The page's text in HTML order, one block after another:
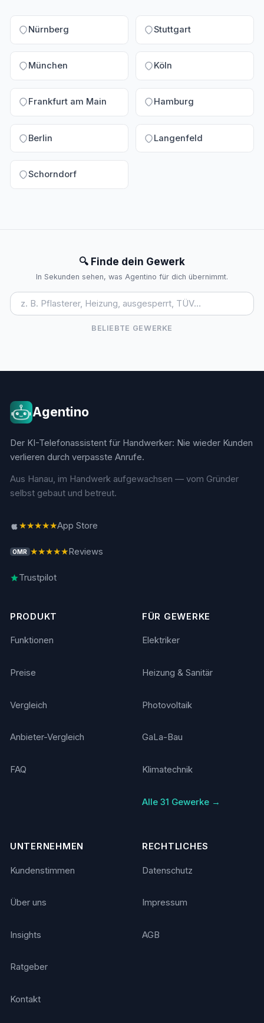
Nürnberg Stuttgart
München Köln
Frankfurt am Main Hamburg
Berlin Langenfeld
Schorndorf
🔍 Finde dein Gewerk
In Sekunden sehen, was Agentino für dich übernimmt.
BELIEBTE GEWERKE
Agentino
Der KI-Telefonassistent für Handwerker: Nie wieder Kunden
verlieren durch verpasste Anrufe.
Aus Hanau, im Handwerk aufgewachsen — vom Gründer
selbst gebaut und betreut.
★★★★★App Store
OMR ★★★★★Reviews
Trustpilot
PRODUKT
Funktionen
Preise
Vergleich
Anbieter-Vergleich
FAQ
FÜR GEWERKE
Elektriker
Heizung & Sanitär
Photovoltaik
GaLa-Bau
Klimatechnik
Alle 31 Gewerke →
UNTERNEHMEN
Kundenstimmen
Über uns
Insights
Ratgeber
Kontakt
RECHTLICHES
Datenschutz
Impressum
AGB